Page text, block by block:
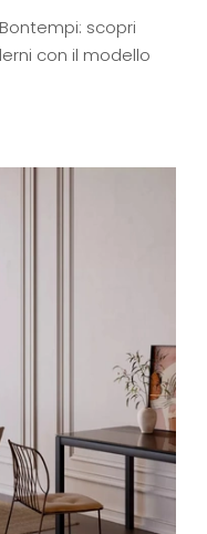
scopri
con il modello